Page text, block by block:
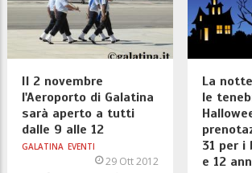
Il 2 novembre
l'Aeroporto di Galatina
sarà aperto a tutti
dalle 9 alle 12
GALATINA EVENTI
29 Ott 2012
La
le
31 per i
e 12